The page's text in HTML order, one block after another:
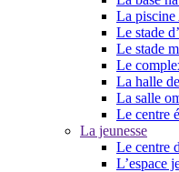
La piscine
Le stade
Le stade
Le
La halle
La salle
Le centre
La jeunesse
Le centre
L’espace